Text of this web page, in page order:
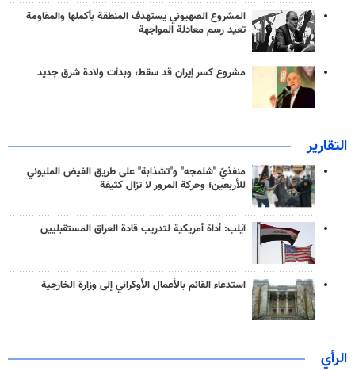
المشروع الصهيوني يستهدف المنطقة بأكملها والمقاومة
تعيد رسم معادلة المواجهة
مشروع كسر إيران قد سقط، وبدأت ولادة شرق جديد
التقارير
منفذَيّ "شلمجه" و"تشذابة" على طريق الفيض المليوني
للأربعين؛ وحركة المرور لا تزال كثيفة
آيلب: أداة أمريكية لتدريب قادة العراق المستقبليين
استدعاء القائم بالأعمال الأوكراني إلى وزارة الخارجية
الرأي